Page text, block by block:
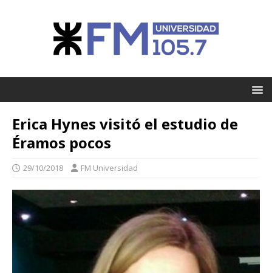
Erica Hynes visitó el estudio de
Éramos pocos
29/10/2018 FM Universidad